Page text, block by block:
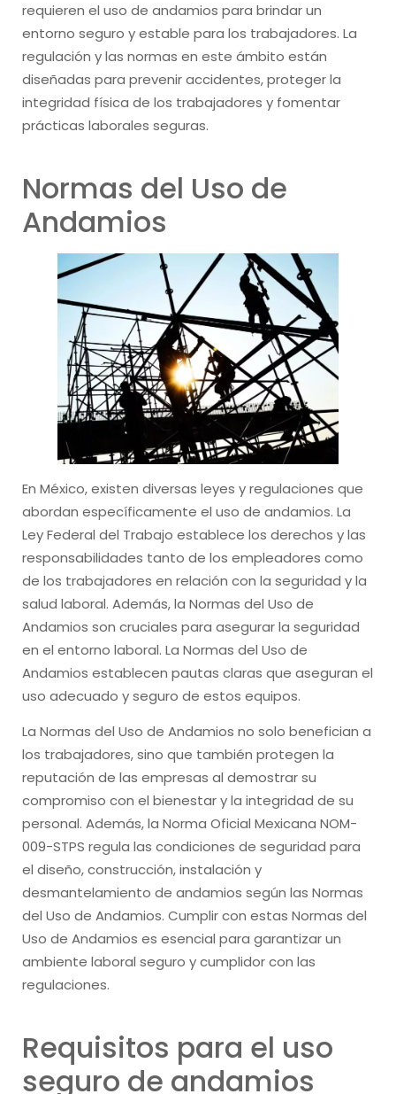
requieren el uso de andamios para brindar un
entorno seguro y estable para los trabajadores. La
regulación y las normas en este ámbito están
diseñadas para prevenir accidentes, proteger la
integridad física de los trabajadores y fomentar
prácticas laborales seguras.
Normas del Uso de
Andamios
En México, existen diversas leyes y regulaciones que
abordan específicamente el uso de andamios. La
Ley Federal del Trabajo establece los derechos y las
responsabilidades tanto de los empleadores como
de los trabajadores en relación con la seguridad y la
salud laboral. Además, la Normas del Uso de
Andamios son cruciales para asegurar la seguridad
en el entorno laboral. La Normas del Uso de
Andamios establecen pautas claras que aseguran el
uso adecuado y seguro de estos equipos.
La Normas del Uso de Andamios no solo benefician a
los trabajadores, sino que también protegen la
reputación de las empresas al demostrar su
compromiso con el bienestar y la integridad de su
personal. Además, la Norma Oficial Mexicana NOM-
009-STPS regula las condiciones de seguridad para
el diseño, construcción, instalación y
desmantelamiento de andamios según las Normas
del Uso de Andamios. Cumplir con estas Normas del
Uso de Andamios es esencial para garantizar un
ambiente laboral seguro y cumplidor con las
regulaciones.
Requisitos para el uso
seguro de andamios